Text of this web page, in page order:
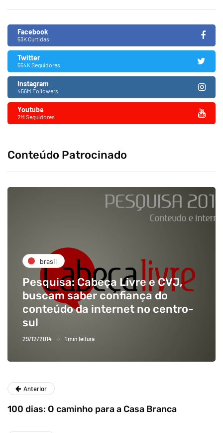
Facebook
53K Curtidas
Twitter
554K Seguidores
Instagram
456M Followers
Youtube
2M Seguidores
Conteúdo Patrocinado
brasil
Pesquisa: Cabeça Livre e CVJ,
buscam saber confiança do
conteúdo da internet no centro-
sul
29/12/2014 1 min leitura
Anterior
100 dias: O caminho para a Casa Branca